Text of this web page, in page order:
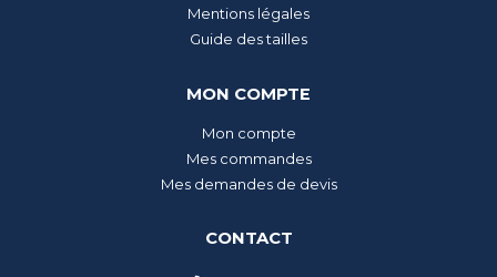
Mentions légales
Guide des tailles
MON COMPTE
Mon compte
Mes commandes
Mes demandes de devis
CONTACT